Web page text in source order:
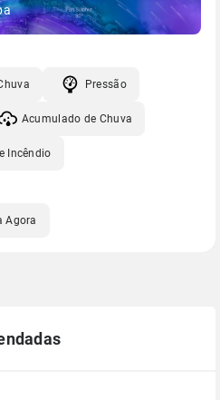
Pressão
Acumulado de Chuva
Incêndio
Agora